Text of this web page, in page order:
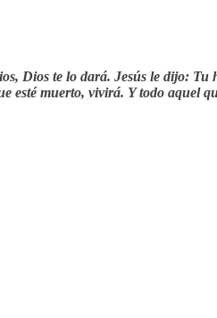
Dios te lo dará. Jesús le dijo:
esté muerto, vivirá. Y todo aquel